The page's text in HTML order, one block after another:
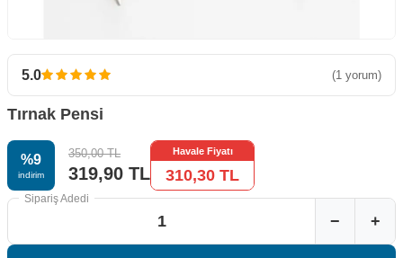
5.0 (1 yorum)
Tırnak Pensi
%9
i̇ndirim
350,00TL
319,90 TL
Havale Fiyatı
310,30 TL
Sipariş Adedi
− +